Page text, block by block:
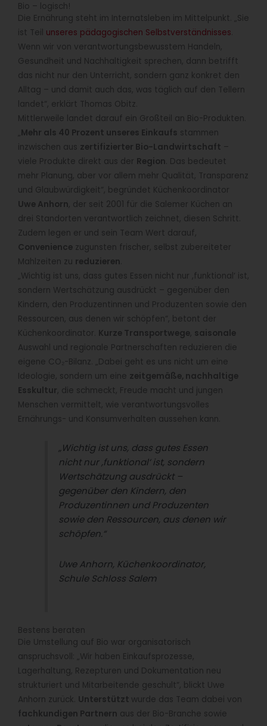
Bio – logisch!
Die Ernährung steht im Internatsleben im Mittelpunkt. „Sie
ist Teil unseres pädagogischen Selbstverständnisses
Wenn wir von verantwortungsbewusstem Handeln,
Gesundheit und Nachhaltigkeit sprechen, dann betrifft
das nicht nur den Unterricht, sondern ganz konkret den
Alltag – und damit auch das, was täglich auf den Tellern
landet“, erklärt Thomas Obitz.
Mittlerweile landet darauf ein Großteil an Bio-Produkten.
„Mehr als 40 Prozent unseres Einkaufs stammen
inzwischen aus zertifizierter Bio-Landwirtschaft –
viele Produkte direkt aus der Region . Das bedeutet
mehr Planung, aber vor allem mehr Qualität, Transparenz
und Glaubwürdigkeit“, begründet Küchenkoordinator
Uwe Anhorn, der seit 2001 für die Salemer Küchen an
drei Standorten verantwortlich zeichnet, diesen Schritt.
Zudem legen er und sein Team Wert darauf,
Convenience zugunsten frischer, selbst zubereiteter
Mahlzeiten zu reduzieren
„Wichtig ist uns, dass gutes Essen nicht nur ,funktional‘ ist,
sondern Wertschätzung ausdrückt – gegenüber den
Kindern, den Produzentinnen und Produzenten sowie den
Ressourcen, aus denen wir schöpfen“, betont der
Küchenkoordinator. Kurze Transportwege, saisonale
Auswahl und regionale Partnerschaften reduzieren die
eigene CO₂-Bilanz. „Dabei geht es uns nicht um eine
Ideologie, sondern um eine zeitgemäße, nachhaltige
Esskultur, die schmeckt, Freude macht und jungen
Menschen vermittelt, wie verantwortungsvolles
Ernährungs- und Konsumverhalten aussehen kann.
„Wichtig ist uns, dass gutes Essen
nicht nur ,funktional‘ ist, sondern
Wertschätzung ausdrückt –
gegenüber den Kindern, den
Produzentinnen und Produzenten
sowie den Ressourcen, aus denen wir
schöpfen.“
Uwe Anhorn, Küchenkoordinator,
Schule Schloss Salem
Bestens beraten
Die Umstellung auf Bio war organisatorisch
anspruchsvoll: „Wir haben Einkaufsprozesse,
Lagerhaltung, Rezepturen und Dokumentation neu
strukturiert und Mitarbeitende geschult“, blickt Uwe
Anhorn zurück. Unterstützt wurde das Team dabei von
fachkundigen Partnern aus der Bio-Branche sowie